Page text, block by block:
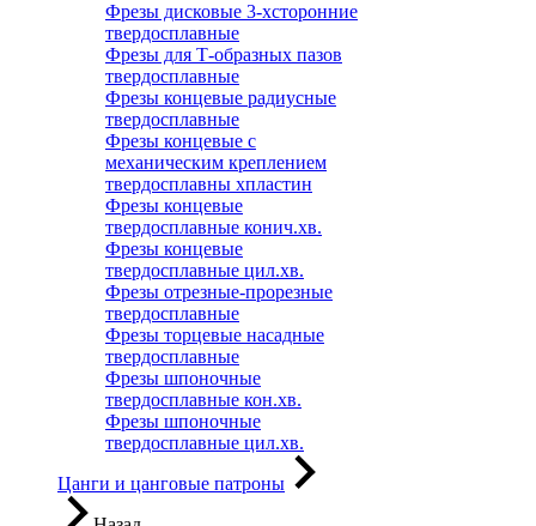
Фрезы дисковые 3-хсторонние
твердосплавные
Фрезы для Т-образных пазов
твердосплавные
Фрезы концевые радиусные
твердосплавные
Фрезы концевые с
механическим креплением
твердосплавны хпластин
Фрезы концевые
твердосплавные конич.хв.
Фрезы концевые
твердосплавные цил.хв.
Фрезы отрезные-прорезные
твердосплавные
Фрезы торцевые насадные
твердосплавные
Фрезы шпоночные
твердосплавные кон.хв.
Фрезы шпоночные
твердосплавные цил.хв.
Цанги и цанговые патроны